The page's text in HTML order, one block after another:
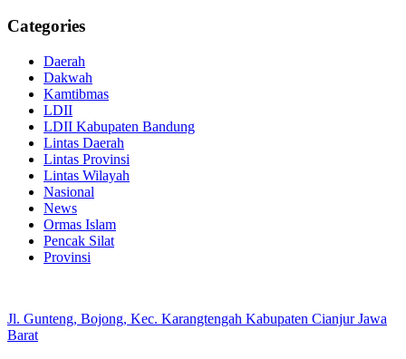
Categories
Daerah
Dakwah
Kamtibmas
LDII
LDII Kabupaten Bandung
Lintas Daerah
Lintas Provinsi
Lintas Wilayah
Nasional
News
Ormas Islam
Pencak Silat
Provinsi
Jl. Gunteng, Bojong, Kec. Karangtengah Kabupaten Cianjur Jawa
Barat